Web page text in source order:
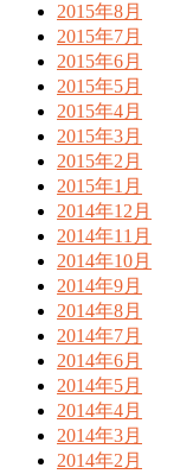
2015年8月
2015年7月
2015年6月
2015年5月
2015年4月
2015年3月
2015年2月
2015年1月
2014年12月
2014年11月
2014年10月
2014年9月
2014年8月
2014年7月
2014年6月
2014年5月
2014年4月
2014年3月
2014年2月